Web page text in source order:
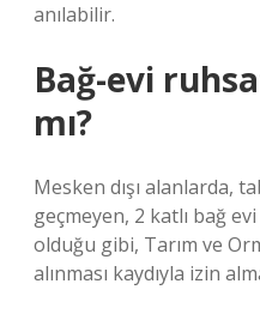
anılabilir.
Bağ-evi
mı?
Mesken dışı alanlarda,
geçmeyen, 2 katlı bağ evi
olduğu gibi, Tarım ve
alınması kaydıyla izin